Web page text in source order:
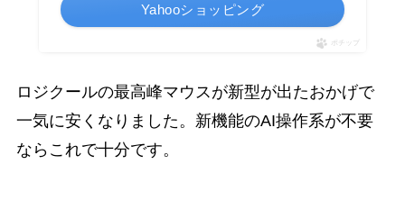
Yahooショッピング
ポチップ
ロジクールの最高峰マウスが新型が出たおかげで
一気に安くなりました。新機能のAI操作系が不要
ならこれで十分です。